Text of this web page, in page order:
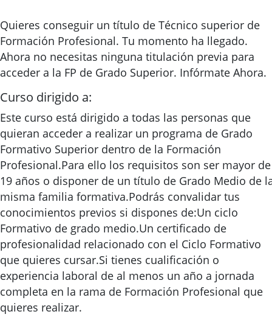
Quieres conseguir un título de Técnico superior de
Formación Profesional. Tu momento ha llegado.
Ahora no necesitas ninguna titulación previa para
acceder a la FP de Grado Superior. Infórmate Ahora.
Curso dirigido a:
Este curso está dirigido a todas las personas que
quieran acceder a realizar un programa de Grado
Formativo Superior dentro de la Formación
Profesional.Para ello los requisitos son ser mayor de
19 años o disponer de un título de Grado Medio de
misma familia formativa.Podrás convalidar tus
conocimientos previos si dispones de:Un ciclo
Formativo de grado medio.Un certificado de
profesionalidad relacionado con el Ciclo Formativo
que quieres cursar.Si tienes cualificación o
experiencia laboral de al menos un año a jornada
completa en la rama de Formación Profesional que
quieres realizar.